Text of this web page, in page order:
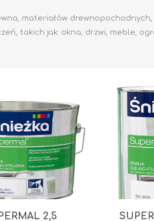
Akryl
OCIEPLENIA
materiałów drewnopochodnych,
takich jak: okna, drzwi, meble,
2,5